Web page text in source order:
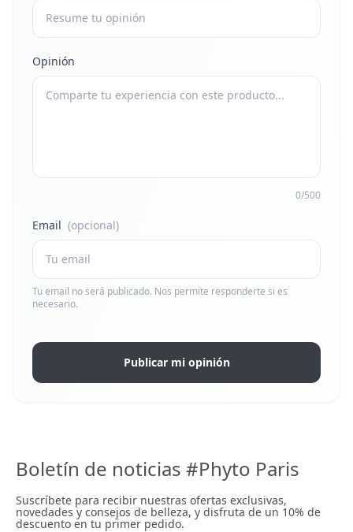
Opinión
0/500
Email (opcional)
Tu email no será publicado. Nos permite responderte si es
necesario.
Publicar mi opinión
Boletín de noticias #Phyto Paris
Suscríbete para recibir nuestras ofertas exclusivas,
novedades y consejos de belleza, y disfruta de un 10% de
descuento en tu primer pedido.